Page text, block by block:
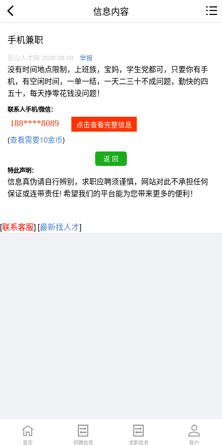
信息内容
手机兼职
东山人才网 2026.08.09 举报
没有时间地点限制，上班族，宝妈，学生党都可，只要你有手
机，有空闲时间，一单一结，一天二三十不成问题，勤快的四
五十，每天挣零花钱没问题！
联系人手机/微信：
188****8089 点击查看完整信息
(查看需要10金币)
特此声明：
信息真伪请自行辨别，求职应聘须谨慎，网站对此不承担任何
保证或连带责任! 希望我们的平台能为您带来更多的便利！
[联系客服] [最新找人才]
首页 招聘信息 求职信息 账户